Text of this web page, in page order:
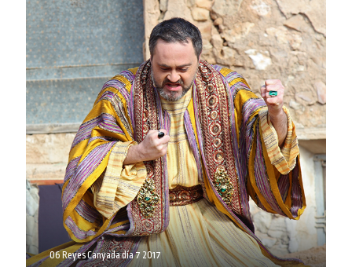
06 Reyes Canyada día 7 2017